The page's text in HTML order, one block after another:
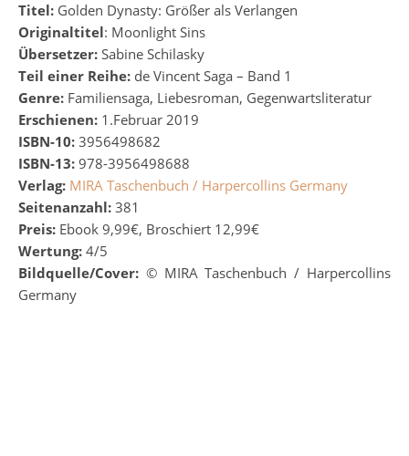
Titel: Golden Dynasty: Größer als Verlangen
Originaltitel: Moonlight Sins
Übersetzer: Sabine Schilasky
Teil einer Reihe: de Vincent Saga – Band 1
Genre: Familiensaga, Liebesroman, Gegenwartsliteratur
Erschienen: 1.Februar 2019
ISBN-10: 3956498682
ISBN-13: 978-3956498688
Verlag: MIRA Taschenbuch / Harpercollins Germany
Seitenanzahl: 381
Preis: Ebook 9,99€, Broschiert 12,99€
Wertung: 4/5
Bildquelle/Cover: © MIRA Taschenbuch / Harpercollins
Germany